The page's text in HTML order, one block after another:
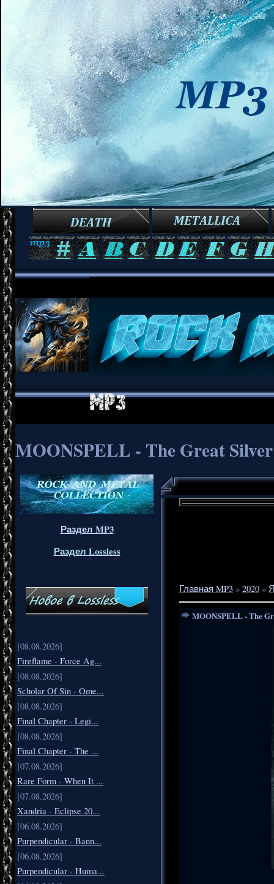
MOONSPELL - The Great
Раздел MP3
Раздел Lossless
[08.08.2026]
Fireflame - Force Ag...
[08.08.2026]
Scholar Of Sin - Ome...
[08.08.2026]
Final Chapter - Legi...
[08.08.2026]
Final Chapter - The ...
[07.08.2026]
Rare Form - When It ...
[07.08.2026]
Xandria - Eclipse 20...
[06.08.2026]
Purpendicular - Bann...
[06.08.2026]
Purpendicular - Huma...
Главная MP3 » 2020 »
MOONSPELL - The